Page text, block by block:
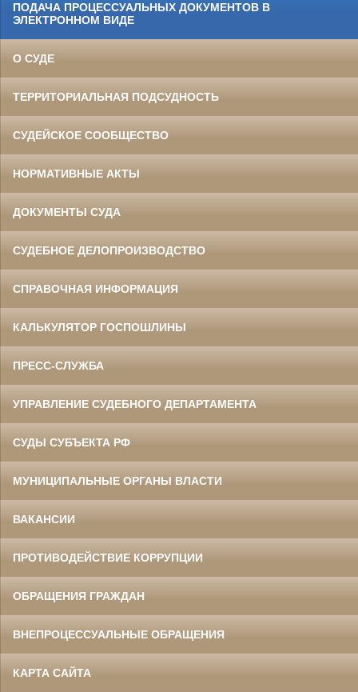
ПОДАЧА ПРОЦЕССУАЛЬНЫХ ДОКУМЕНТОВ В
ЭЛЕКТРОННОМ ВИДЕ
О СУДЕ
ТЕРРИТОРИАЛЬНАЯ ПОДСУДНОСТЬ
СУДЕЙСКОЕ СООБЩЕСТВО
НОРМАТИВНЫЕ АКТЫ
ДОКУМЕНТЫ СУДА
СУДЕБНОЕ ДЕЛОПРОИЗВОДСТВО
СПРАВОЧНАЯ ИНФОРМАЦИЯ
КАЛЬКУЛЯТОР ГОСПОШЛИНЫ
ПРЕСС-СЛУЖБА
УПРАВЛЕНИЕ СУДЕБНОГО ДЕПАРТАМЕНТА
СУДЫ СУБЪЕКТА РФ
МУНИЦИПАЛЬНЫЕ ОРГАНЫ ВЛАСТИ
ВАКАНСИИ
ПРОТИВОДЕЙСТВИЕ КОРРУПЦИИ
ОБРАЩЕНИЯ ГРАЖДАН
ВНЕПРОЦЕССУАЛЬНЫЕ ОБРАЩЕНИЯ
КАРТА САЙТА